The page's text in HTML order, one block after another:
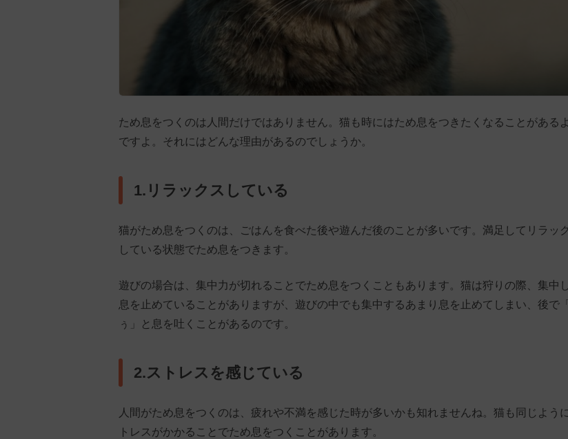
ため息をつくのは人間だけではありません。猫も時にはため息をつきたくなることがある
ですよ。それにはどんな理由があるのでしょうか。
1.リラックスしている
猫がため息をつくのは、ごはんを食べた後や遊んだ後のことが多いです。満足してリラッ
している状態でため息をつきます。
遊びの場合は、集中力が切れることでため息をつくこともあります。猫は狩りの際、集中
息を止めていることがありますが、遊びの中でも集中するあまり息を止めてしまい、後で
ぅ」と息を吐くことがあるのです。
2.ストレスを感じている
人間がため息をつくのは、疲れや不満を感じた時が多いかも知れませんね。猫も同じよう
トレスがかかることでため息をつくことがあります。